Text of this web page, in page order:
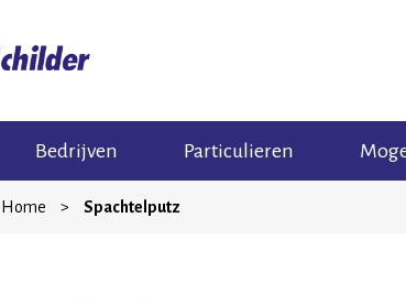
Bedrijven Particulieren
Home > Spachtelputz